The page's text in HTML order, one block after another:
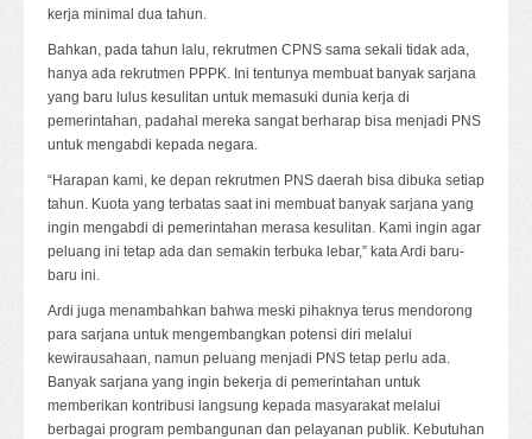
kerja minimal dua tahun.
Bahkan, pada tahun lalu, rekrutmen CPNS sama sekali tidak ada,
hanya ada rekrutmen PPPK. Ini tentunya membuat banyak sarjana
yang baru lulus kesulitan untuk memasuki dunia kerja di
pemerintahan, padahal mereka sangat berharap bisa menjadi PNS
untuk mengabdi kepada negara.
“Harapan kami, ke depan rekrutmen PNS daerah bisa dibuka setiap
tahun. Kuota yang terbatas saat ini membuat banyak sarjana yang
ingin mengabdi di pemerintahan merasa kesulitan. Kami ingin agar
peluang ini tetap ada dan semakin terbuka lebar,” kata Ardi baru-
baru ini.
Ardi juga menambahkan bahwa meski pihaknya terus mendorong
para sarjana untuk mengembangkan potensi diri melalui
kewirausahaan, namun peluang menjadi PNS tetap perlu ada.
Banyak sarjana yang ingin bekerja di pemerintahan untuk
memberikan kontribusi langsung kepada masyarakat melalui
berbagai program pembangunan dan pelayanan publik. Kebutuhan